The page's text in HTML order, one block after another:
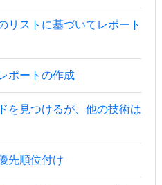
リストに基づいてレポート
ポートの作成
を見つけるが、他の技術は
先順位付け